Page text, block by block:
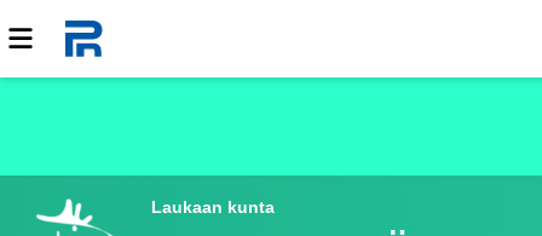
Laukaan kunta